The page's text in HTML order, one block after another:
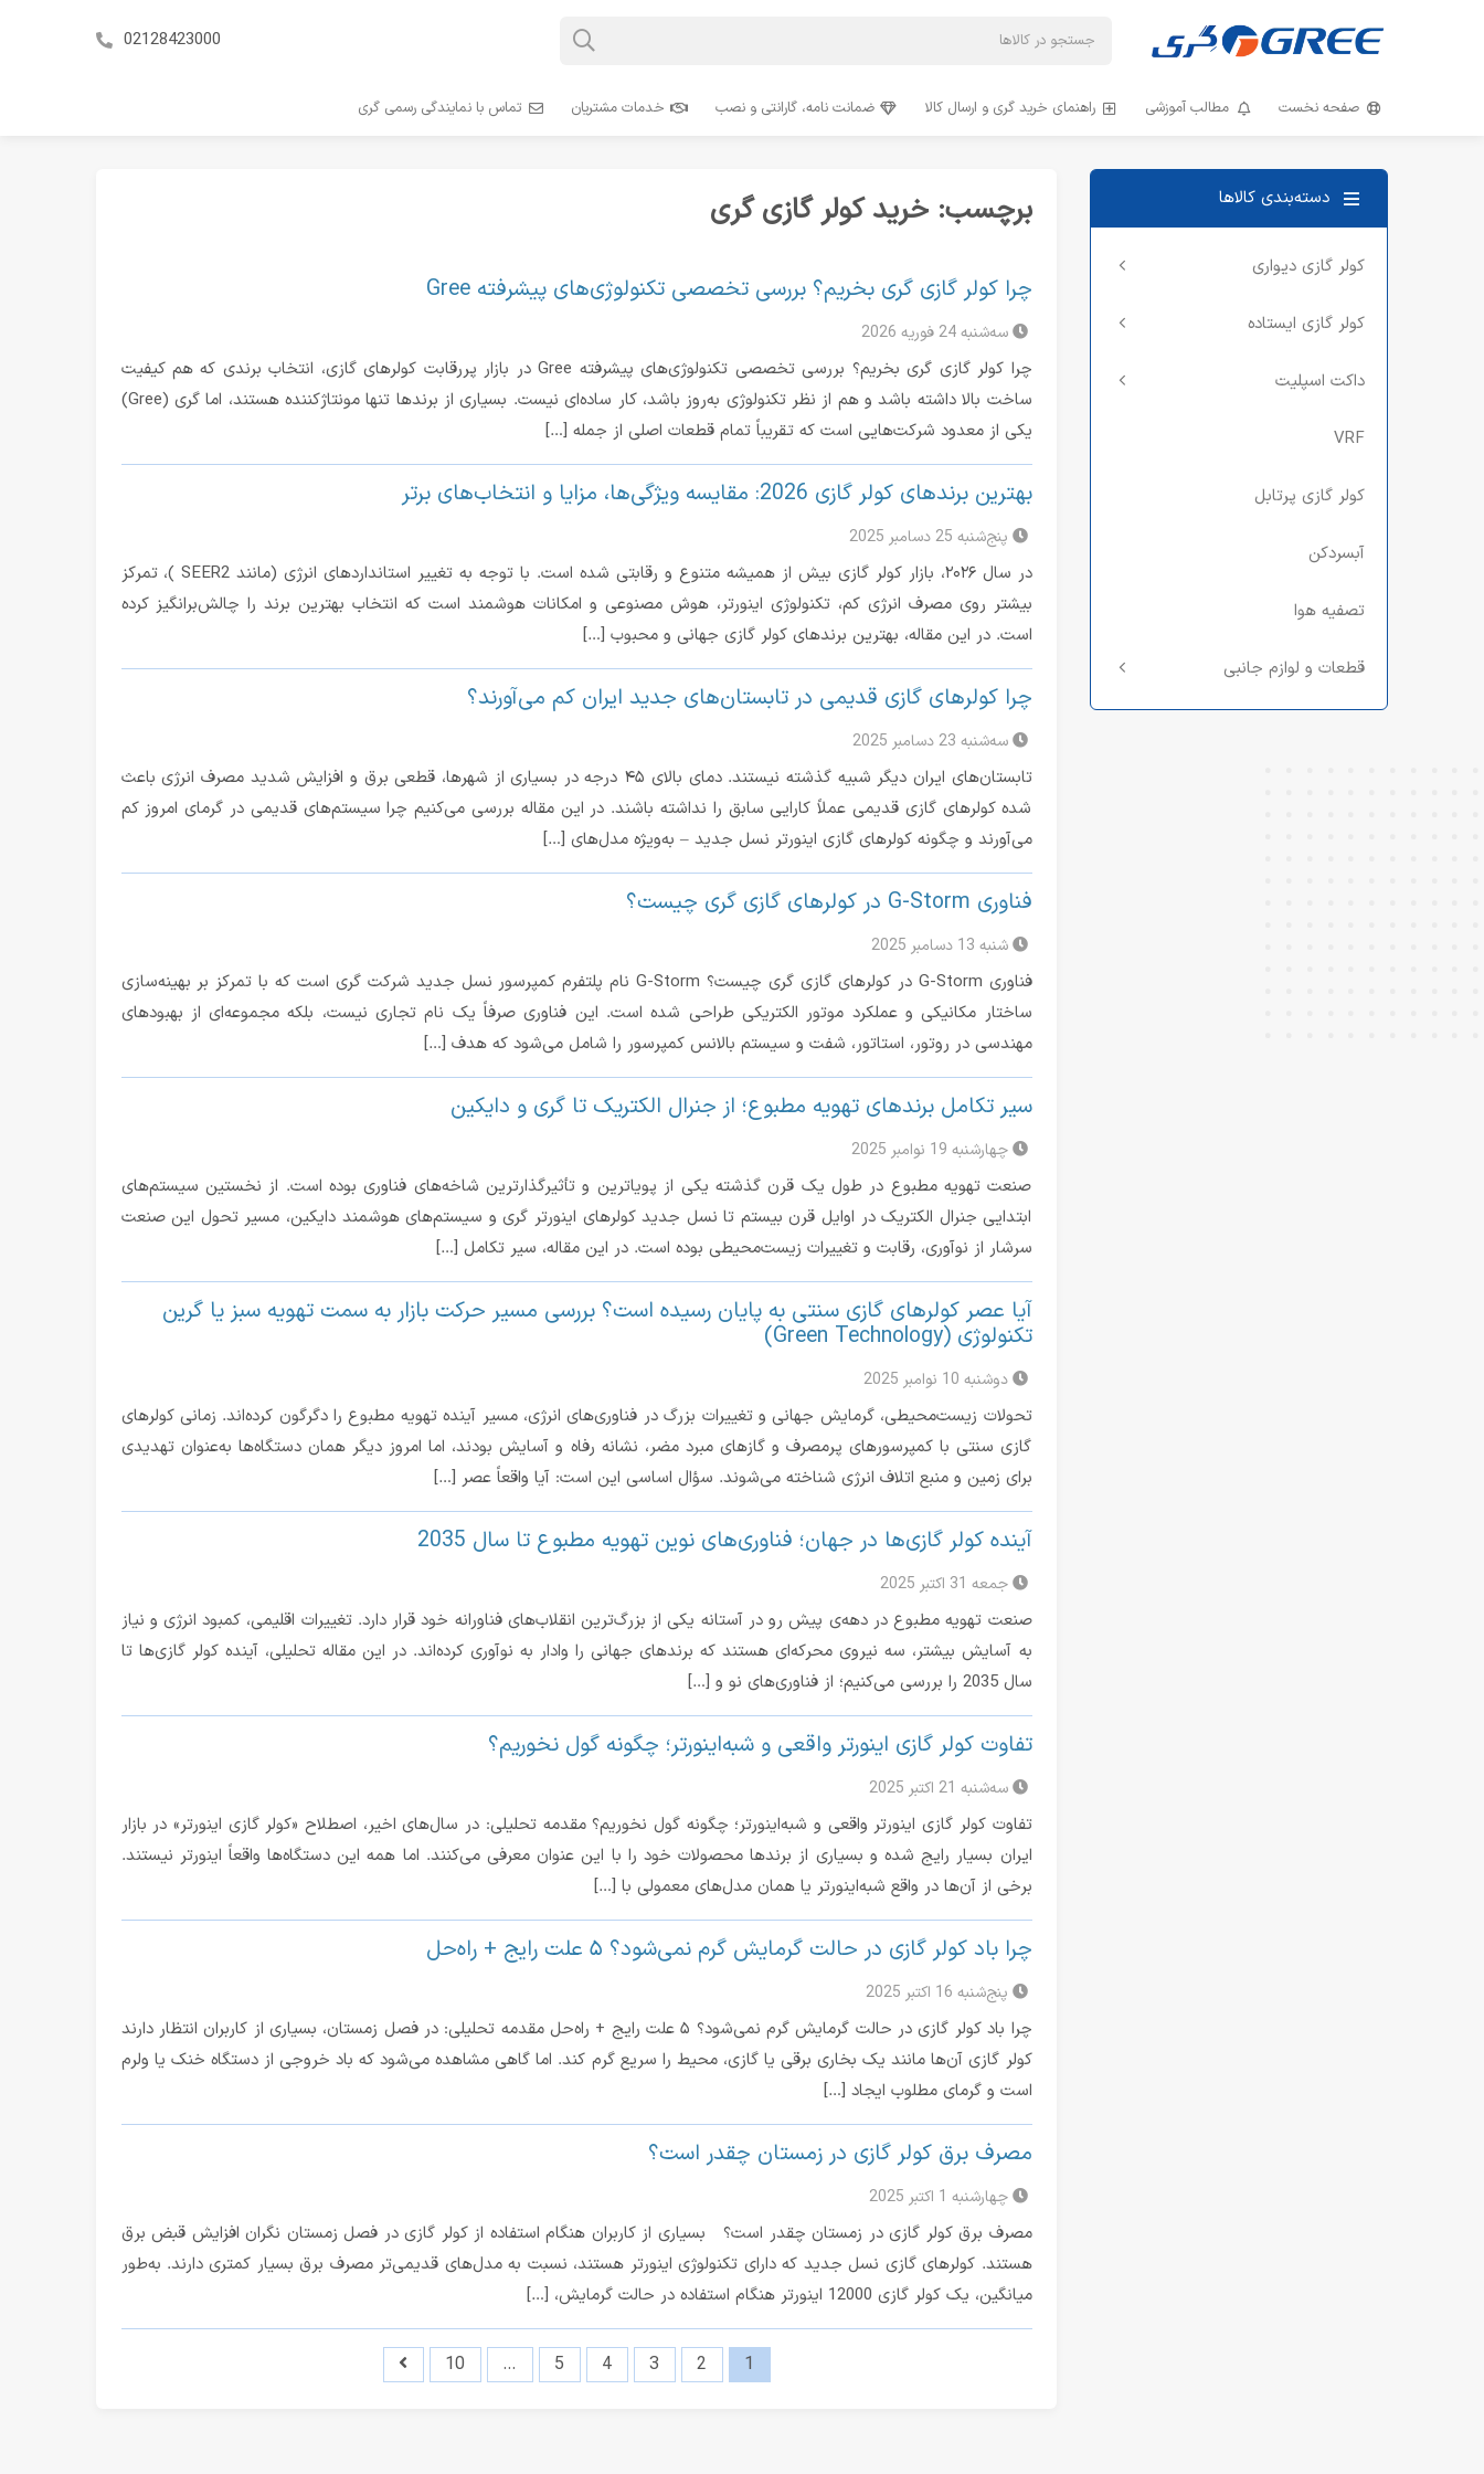
02128423000
صفحه نخست مطالب آموزشی راهنمای خرید گری و ارسال کالا ضمانت نامه، گارانتی و نصب خدمات مشتریان تماس با نمایندگی رسمی گری
دسته‌بندی کالا‌ها
کولر گازی دیواری
کولر گازی ایستاده
داکت اسپلیت
VRF
کولر گازی پرتابل
آبسردکن
تصفیه هوا
قطعات و لوازم جانبی
برچسب:خرید کولر گازی گری
چرا کولر گازی گری بخریم؟ بررسی تخصصی تکنولوژی‌های پیشرفته Gree
سه‌شنبه 24 فوریه 2026
چرا کولر گازی گری بخریم؟ بررسی تخصصی تکنولوژی‌های پیشرفته Gree در بازار پررقابت کولرهای گازی، انتخاب برندی که هم کیفیت
ساخت بالا داشته باشد و هم از نظر تکنولوژی به‌روز باشد، کار ساده‌ای نیست. بسیاری از برندها تنها مونتاژکننده هستند، اما گری (Gree)
یکی از معدود شرکت‌هایی است که تقریباً تمام قطعات اصلی از جمله […]
بهترین برندهای کولر گازی 2026: مقایسه ویژگی‌ها، مزایا و انتخاب‌های برتر
پنج‌شنبه 25 دسامبر 2025
در سال ۲۰۲۶، بازار کولر گازی بیش از همیشه متنوع و رقابتی شده است. با توجه به تغییر استانداردهای انرژی (مانند SEER2 )، تمرکز
بیشتر روی مصرف انرژی کم، تکنولوژی اینورتر، هوش مصنوعی و امکانات هوشمند است که انتخاب بهترین برند را چالش‌برانگیز کرده
است. در این مقاله، بهترین برندهای کولر گازی جهانی و محبوب […]
چرا کولرهای گازی قدیمی در تابستان‌های جدید ایران کم می‌آورند؟
سه‌شنبه 23 دسامبر 2025
تابستان‌های ایران دیگر شبیه گذشته نیستند. دمای بالای ۴۵ درجه در بسیاری از شهرها، قطعی برق و افزایش شدید مصرف انرژی باعث
شده کولرهای گازی قدیمی عملاً کارایی سابق را نداشته باشند. در این مقاله بررسی می‌کنیم چرا سیستم‌های قدیمی در گرمای امروز کم
می‌آورند و چگونه کولرهای گازی اینورتر نسل جدید – به‌ویژه مدل‌های […]
فناوری G-Storm در کولرهای گازی گری چیست؟
شنبه 13 دسامبر 2025
فناوری G-Storm در کولرهای گازی گری چیست؟ G-Storm نام پلتفرم کمپرسور نسل جدید شرکت گری است که با تمرکز بر بهینه‌سازی
ساختار مکانیکی و عملکرد موتور الکتریکی طراحی شده است. این فناوری صرفاً یک نام تجاری نیست، بلکه مجموعه‌ای از بهبودهای
مهندسی در روتور، استاتور، شفت و سیستم بالانس کمپرسور را شامل می‌شود که هدف […]
سیر تکامل برندهای تهویه مطبوع؛ از جنرال الکتریک تا گری و دایکین
چهارشنبه 19 نوامبر 2025
صنعت تهویه مطبوع در طول یک قرن گذشته یکی از پویاترین و تأثیرگذارترین شاخه‌های فناوری بوده است. از نخستین سیستم‌های
ابتدایی جنرال الکتریک در اوایل قرن بیستم تا نسل جدید کولرهای اینورتر گری و سیستم‌های هوشمند دایکین، مسیر تحول این صنعت
سرشار از نوآوری، رقابت و تغییرات زیست‌محیطی بوده است. در این مقاله، سیر تکامل […]
آیا عصر کولرهای گازی سنتی به پایان رسیده است؟ بررسی مسیر حرکت بازار به سمت تهویه سبز یا گرین
تکنولوژی (Green Technology)
دوشنبه 10 نوامبر 2025
تحولات زیست‌محیطی، گرمایش جهانی و تغییرات بزرگ در فناوری‌های انرژی، مسیر آینده تهویه مطبوع را دگرگون کرده‌اند. زمانی کولرهای
گازی سنتی با کمپرسورهای پرمصرف و گازهای مبرد مضر، نشانه رفاه و آسایش بودند، اما امروز دیگر همان دستگاه‌ها به‌عنوان تهدیدی
برای زمین و منبع اتلاف انرژی شناخته می‌شوند. سؤال اساسی این است: آیا واقعاً عصر […]
آینده کولر گازی‌ها در جهان؛ فناوری‌های نوین تهویه مطبوع تا سال 2035
جمعه 31 اکتبر 2025
صنعت تهویه مطبوع در دهه‌ی پیش رو در آستانه یکی از بزرگ‌ترین انقلاب‌های فناورانه خود قرار دارد. تغییرات اقلیمی، کمبود انرژی و نیاز
به آسایش بیشتر، سه نیروی محرکه‌ای هستند که برندهای جهانی را وادار به نوآوری کرده‌اند. در این مقاله تحلیلی، آینده کولر گازی‌ها تا
سال 2035 را بررسی می‌کنیم؛ از فناوری‌های نو و […]
تفاوت کولر گازی اینورتر واقعی و شبه‌اینورتر؛ چگونه گول نخوریم؟
سه‌شنبه 21 اکتبر 2025
تفاوت کولر گازی اینورتر واقعی و شبه‌اینورتر؛ چگونه گول نخوریم؟ مقدمه تحلیلی: در سال‌های اخیر، اصطلاح «کولر گازی اینورتر» در بازار
ایران بسیار رایج شده و بسیاری از برندها محصولات خود را با این عنوان معرفی می‌کنند. اما همه این دستگاه‌ها واقعاً اینورتر نیستند.
برخی از آن‌ها در واقع شبه‌اینورتر یا همان مدل‌های معمولی با […]
چرا باد کولر گازی در حالت گرمایش گرم نمی‌شود؟ ۵ علت رایج + راه‌حل
پنج‌شنبه 16 اکتبر 2025
چرا باد کولر گازی در حالت گرمایش گرم نمی‌شود؟ ۵ علت رایج + راه‌حل مقدمه تحلیلی: در فصل زمستان، بسیاری از کاربران انتظار دارند
کولر گازی آن‌ها مانند یک بخاری برقی یا گازی، محیط را سریع گرم کند. اما گاهی مشاهده می‌شود که باد خروجی از دستگاه خنک یا ولرم
است و گرمای مطلوب ایجاد […]
مصرف برق کولر گازی در زمستان چقدر است؟
چهارشنبه 1 اکتبر 2025
مصرف برق کولر گازی در زمستان چقدر است؟ بسیاری از کاربران هنگام استفاده از کولر گازی در فصل زمستان نگران افزایش قبض برق
هستند. کولرهای گازی نسل جدید که دارای تکنولوژی اینورتر هستند، نسبت به مدل‌های قدیمی‌تر مصرف برق بسیار کمتری دارند. به‌طور
میانگین، یک کولر گازی 12000 اینورتر هنگام استفاده در حالت گرمایش، […]
1
2
3
4
5
…
10